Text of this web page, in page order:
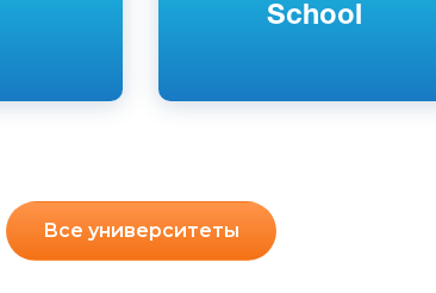
School
Все университеты